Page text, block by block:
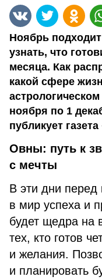
Ноябрь
узнать, что
месяца. Как
какой сфере
ноября по 1
публикует
Овны: путь к
с мечты
В эти дни перед
в мир успеха и
будет щедра на
тех, кто готов
и желания.
и планировать